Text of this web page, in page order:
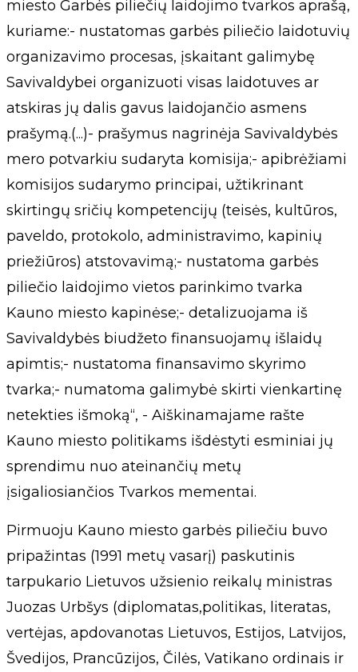
miesto Garbės piliečių laidojimo tvarkos aprašą,
kuriame:- nustatomas garbės piliečio laidotuvių
organizavimo procesas, įskaitant galimybę
Savivaldybei organizuoti visas laidotuves ar
atskiras jų dalis gavus laidojančio asmens
prašymą.(...)- prašymus nagrinėja Savivaldybės
mero potvarkiu sudaryta komisija;- apibrėžiami
komisijos sudarymo principai, užtikrinant
skirtingų sričių kompetencijų (teisės, kultūros,
paveldo, protokolo, administravimo, kapinių
priežiūros) atstovavimą;- nustatoma garbės
piliečio laidojimo vietos parinkimo tvarka
Kauno miesto kapinėse;- detalizuojama iš
Savivaldybės biudžeto finansuojamų išlaidų
apimtis;- nustatoma finansavimo skyrimo
tvarka;- numatoma galimybė skirti vienkartinę
netekties išmoką“, - Aiškinamajame rašte
Kauno miesto politikams išdėstyti esminiai jų
sprendimu nuo ateinančių metų
įsigaliosiančios Tvarkos mementai.
Pirmuoju Kauno miesto garbės piliečiu buvo
pripažintas (1991 metų vasarį) paskutinis
tarpukario Lietuvos užsienio reikalų ministras
Juozas Urbšys (diplomatas,politikas, literatas,
vertėjas, apdovanotas Lietuvos, Estijos, Latvijos,
Švedijos, Prancūzijos, Čilės, Vatikano ordinais ir